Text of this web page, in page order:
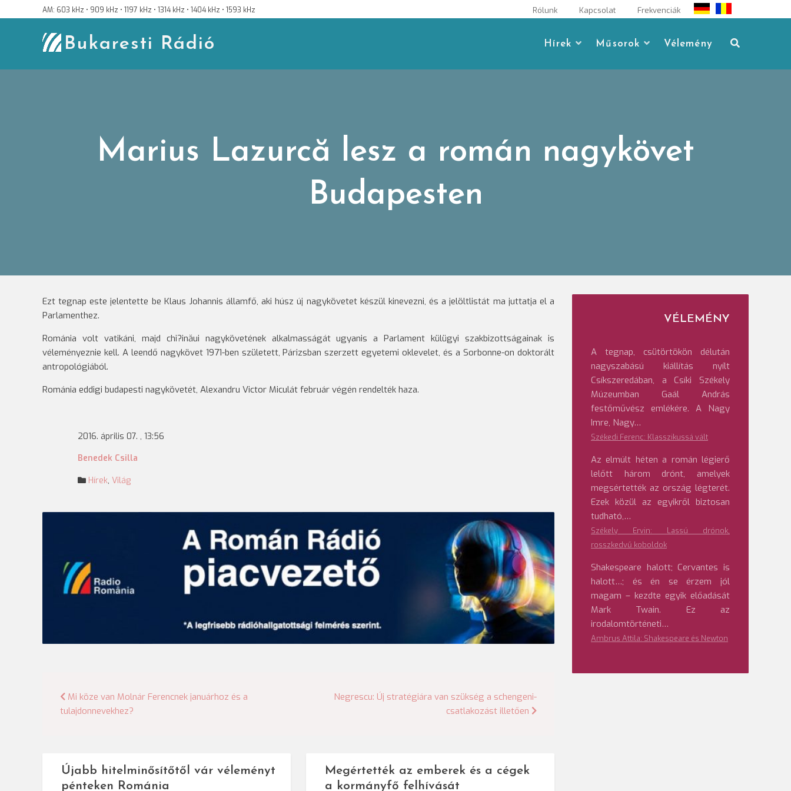
to
AM: 603 kHz • 909 kHz • 1197 kHz • 1314 kHz • 1404 kHz • 1593 kHz Rólunk Kapcsolat Frekvenciák
Bukaresti Rádió Hírek Műsorok Vélemény
Marius Lazurcă lesz a román nagykövet
Budapesten
Ezt tegnap este jelentette be Klaus Johannis államfő, aki húsz új nagykövetet készül kinevezni, és a jelöltlistát ma juttatja el a
Parlamenthez.
Románia volt vatikáni, majd chi?inăui nagykövetének alkalmasságát ugyanis a Parlament külügyi szakbizottságainak is
véleményeznie kell. A leendő nagykövet 1971-ben született, Párizsban szerzett egyetemi oklevelet, és a Sorbonne-on doktorált
antropológiából.
Románia eddigi budapesti nagykövetét, Alexandru Victor Miculát február végén rendelték haza.
2016. április 07. , 13:56
Benedek Csilla
Hírek, Világ
Bejegyzés
navigáció
Mi köze van Molnár Ferencnek januárhoz és a
tulajdonnevekhez?
Negrescu: Új stratégiára van szükség a schengeni-
csatlakozást illetően
Újabb hitelminősítőtől vár véleményt
pénteken Románia
Megértették az emberek és a cégek
a kormányfő felhívását
VÉLEMÉNY
A tegnap, csütörtökön délután
nagyszabású kiállítás nyílt
Csíkszeredában, a Csíki Székely
Múzeumban Gaál András
festőművész emlékére. A Nagy
Imre, Nagy…
Székedi Ferenc: Klasszikussá vált
Az elmúlt héten a román légierő
lelőtt három drónt, amelyek
megsértették az ország légterét.
Ezek közül az egyikről biztosan
tudható,…
Székely Ervin: Lassú drónok,
rosszkedvű koboldok
Shakespeare halott; Cervantes is
halott…; és én se érzem jól
magam – kezdte egyik előadását
Mark Twain. Ez az
irodalomtörténeti…
Ambrus Attila: Shakespeare és Newton